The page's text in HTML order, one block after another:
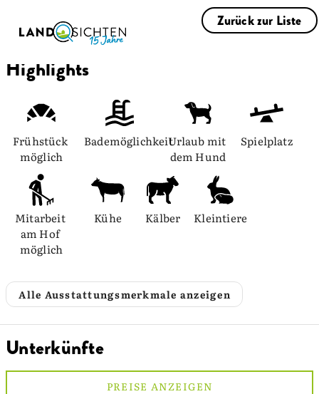
Zurück zur Liste
Highlights
Frühstück
möglich
BademöglichkeitUrlaub mit
dem Hund
Spielplatz
Mitarbeit
am Hof
möglich
Kühe Kälber Kleintiere
Alle Ausstattungsmerkmale anzeigen
Unterkünfte
PREISE ANZEIGEN